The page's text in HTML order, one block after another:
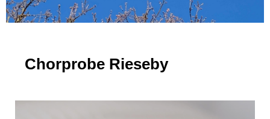
Chorprobe Rieseby